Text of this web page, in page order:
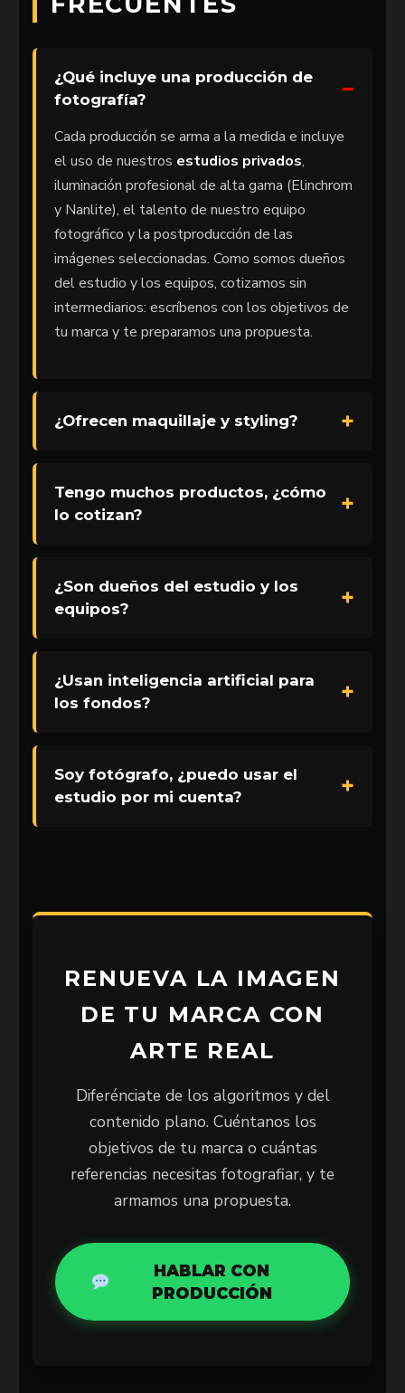
¿Qué incluye una producción de
fotografía?
Cada producción se arma a la medida e incluye
el uso de nuestros estudios privados,
iluminación profesional de alta gama (Elinchrom
y Nanlite), el talento de nuestro equipo
fotográfico y la postproducción de las
imágenes seleccionadas. Como somos dueños
del estudio y los equipos, cotizamos sin
intermediarios: escríbenos con los objetivos de
tu marca y te preparamos una propuesta.
¿Ofrecen maquillaje y styling?
Tengo muchos productos, ¿cómo
lo cotizan?
¿Son dueños del estudio y los
equipos?
¿Usan inteligencia artificial para
los fondos?
Soy fotógrafo, ¿puedo usar el
estudio por mi cuenta?
RENUEVA LA IMAGEN
DE TU MARCA CON
ARTE REAL
Diferénciate de los algoritmos y del
contenido plano. Cuéntanos los
objetivos de tu marca o cuántas
referencias necesitas fotografiar, y te
armamos una propuesta.
HABLAR CON
PRODUCCIÓN